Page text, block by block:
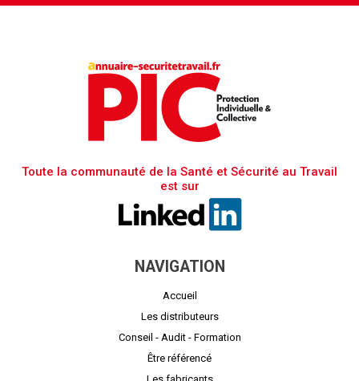
Toute la communauté de la Santé et Sécurité au Travail
est sur
NAVIGATION
Accueil
Les distributeurs
Conseil - Audit - Formation
Être référencé